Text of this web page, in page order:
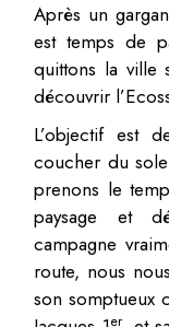
Après un
est temps de
quittons la ville
découvrir
L’objectif est
coucher du
prenons le
paysage et
campagne
route, nous
son somptueux
er